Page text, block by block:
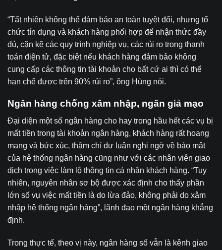
“Tất nhiên không thể đảm bảo an toàn tuyệt đối, nhưng tổ
chức tín dụng và khách hàng phối hợp để nhận thức đầy
đủ, cặn kẽ các quy trình nghiệp vụ, các rủi ro trong thanh
toán điện tử, đặc biệt nếu khách hàng đảm bảo không
cung cấp các thông tin tài khoản cho bất cứ ai thì có thể
hạn chế được trên 90% rủi ro”, ông Hùng nói.
Ngân hàng chống xâm nhập, ngăn giả mạo
Đại diện một số ngân hàng cho hay trong hầu hết các vụ bị
mất tiền trong tài khoản ngân hàng, khách hàng rất hoang
mang và bức xúc, thậm chí dư luận nghi ngờ về bảo mật
của hệ thống ngân hàng cũng như với các nhân viên giao
dịch trong việc làm lộ thông tin cá nhân khách hàng. “Tuy
nhiên, nguyên nhân sơ bộ được xác định cho thấy phần
lớn số vụ việc mất tiền là do lừa đảo, không phải do xâm
nhập hệ thống ngân hàng”, lãnh đạo một ngân hàng khẳng
định.
Trong thực tế, theo vị này, ngân hàng số vẫn là kênh giao